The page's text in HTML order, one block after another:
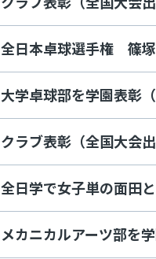
全日本卓球選手権 篠
大学卓球部を学園表彰
クラブ表彰（全国大会
全日学で女子単の面田
メカニカルアーツ部を